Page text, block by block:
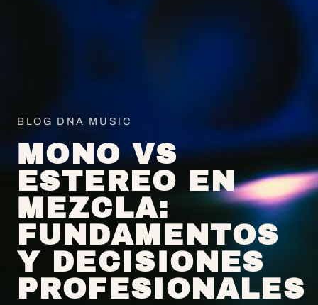
BLOG DNA MUSIC
MONO VS
ESTEREO EN
MEZCLA:
FUNDAMENTOS
Y DECISIONES
PROFESIONALES